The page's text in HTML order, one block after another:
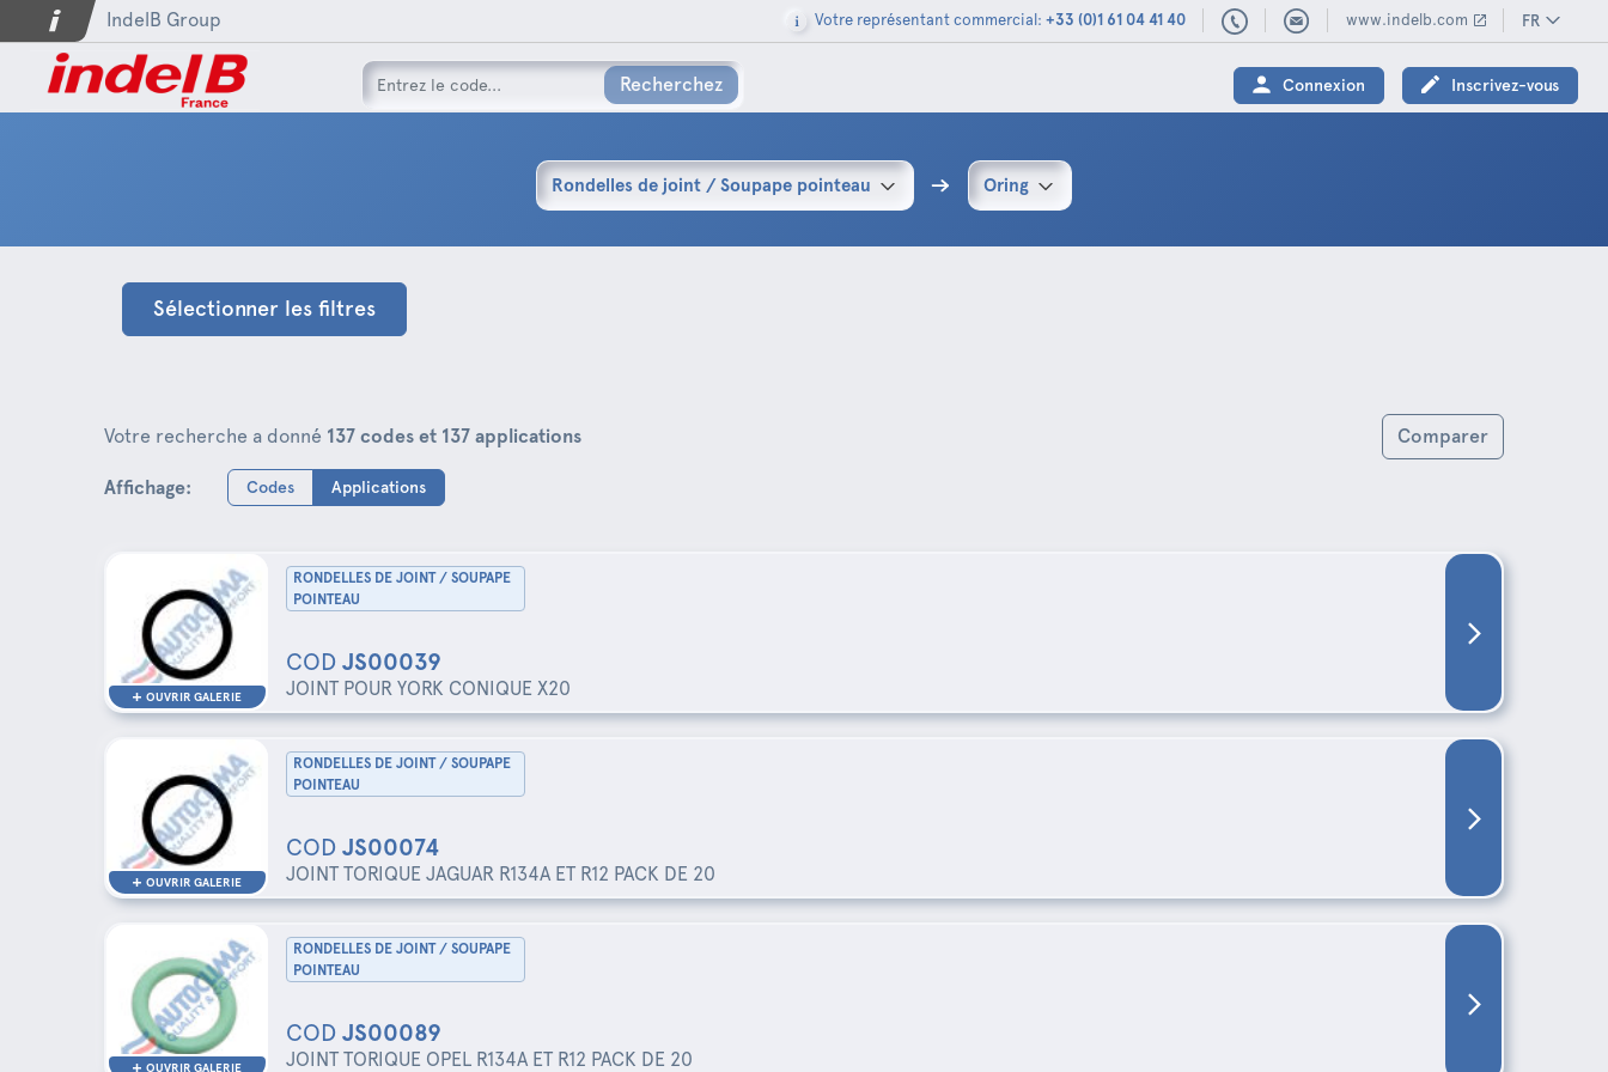
IndelB Group Votre représentant commercial: +33 (0)1 61 04 41 40
(0)1
61
41
www.indelb.com FR
Recherchez Connexion Inscrivez-vous
Rondelles de joint / Soupape pointeau Oring
Sélectionner les filtres
Votre recherche a donné 137 codes et 137 applications Comparer
Affichage: Codes Applications
OUVRIR GALERIE
RONDELLES DE JOINT / SOUPAPE
POINTEAU
COD JS00039
JOINT POUR YORK CONIQUE X20
OUVRIR GALERIE
RONDELLES DE JOINT / SOUPAPE
POINTEAU
COD JS00074
JOINT TORIQUE JAGUAR R134A ET R12 PACK DE 20
OUVRIR GALERIE
RONDELLES DE JOINT / SOUPAPE
POINTEAU
COD JS00089
JOINT TORIQUE OPEL R134A ET R12 PACK DE 20